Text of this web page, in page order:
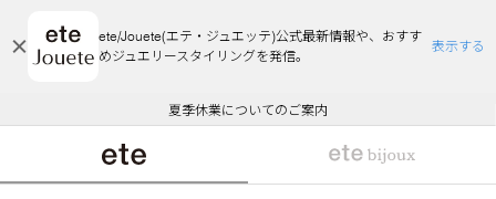
ete/Jouete(エテ・ジュエッテ)公式最新情報や、おすす
めジュエリースタイリングを発信。
表示する
エコラッピング及びエコポイント付与のご案内
ご注文いただいたお品物のお届け状況について
夏季休業についてのご案内
WEB Limited Items >>
採用のご案内
悪質な偽サイトにご注意ください
エコラッピング及びエコポイント付与のご案内
ご注文いただいたお品物のお届け状況について